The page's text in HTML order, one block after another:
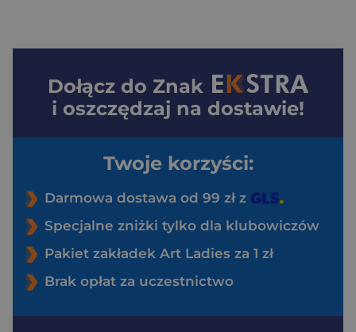
Dołącz do Znak
i oszczędzaj na dostawie!
Twoje korzyści:
Darmowa dostawa od 99 zł z
Specjalne zniżki tylko dla klubowiczów
Pakiet zakładek Art Ladies za 1 zł
Brak opłat za uczestnictwo